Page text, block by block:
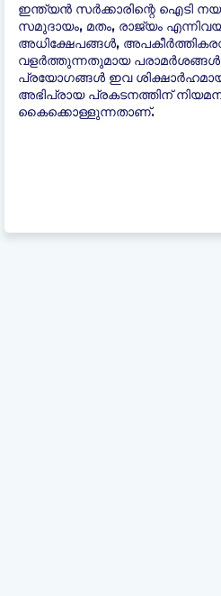
ഇന്ത്യന്‍ സർക്കാരിന്റെ ഐടി
സമുദായം, മതം, രാജ്യം
അധിക്ഷേപങ്ങൾ,
വളർത്തുന്നതുമായ
പ്രയോഗങ്ങൾ ഇവ
അഭിപ്രായ പ്രകടനത്തിന്
കൈക്കൊള്ളുന്നതാണ്.